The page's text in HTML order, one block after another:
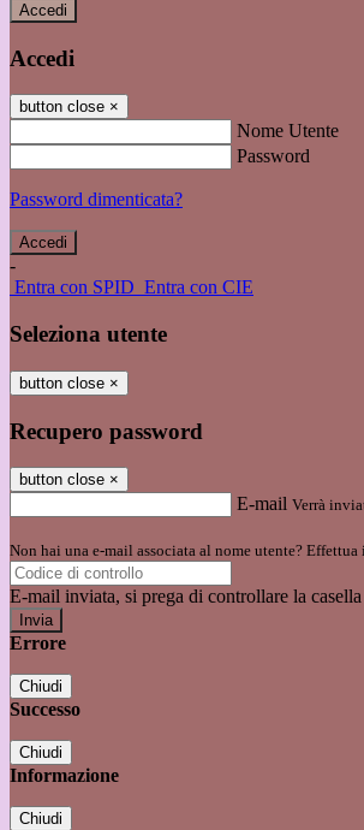
Accedi
Accedi
button close ×
Nome Utente
Password
Password dimenticata?
-
Entra con SPID Entra con CIE
Seleziona utente
button close ×
Recupero password
button close ×
E-mail Verrà
Non hai una e-mail associata al nome utente?
E-mail inviata, si prega di controllare la
Errore
Chiudi
Successo
Chiudi
Informazione
Chiudi